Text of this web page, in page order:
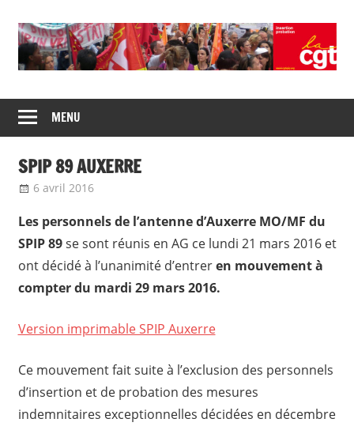
content
CGT
insertion
de
syndicats
CGT
insertion
probation
MENU
SPIP 89 AUXERRE
6 avril 2016
Les personnels de l’antenne d’Auxerre MO/MF du
SPIP 89se sont réunis en AG ce lundi 21 mars 2016 et
ont décidé à l’unanimité d’entreren mouvement à
compter du mardi 29 mars 2016.
Version imprimable SPIP Auxerre
Ce mouvement fait suite à l’exclusion des personnels
d’insertion et de probation des mesures
indemnitaires exceptionnelles décidées en décembre